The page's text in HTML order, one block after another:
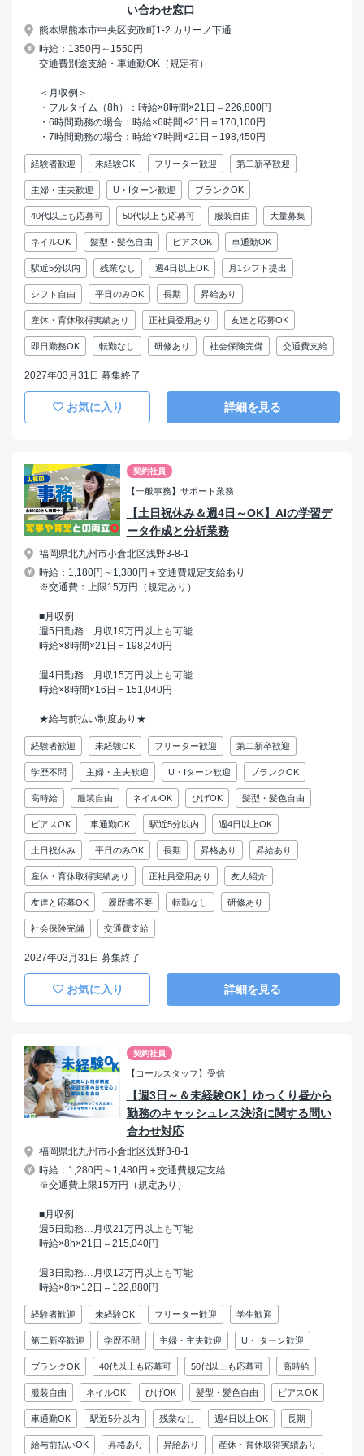
い合わせ窓口
熊本県熊本市中央区安政町1-2 カリーノ下通
時給：1350円～1550円
交通費別途支給・車通勤OK（規定有）
＜月収例＞
・フルタイム（8h）：時給×8時間×21日＝226,800円
・6時間勤務の場合：時給×6時間×21日＝170,100円
・7時間勤務の場合：時給×7時間×21日＝198,450円
経験者歓迎 未経験OK フリーター歓迎 第二新卒歓迎
主婦・主夫歓迎 U・Iターン歓迎 ブランクOK
40代以上も応募可 50代以上も応募可 服装自由 大量募集
ネイルOK 髪型・髪色自由 ピアスOK 車通勤OK
駅近5分以内 残業なし 週4日以上OK 月1シフト提出
シフト自由 平日のみOK 長期 昇給あり
産休・育休取得実績あり 正社員登用あり 友達と応募OK
即日勤務OK 転勤なし 研修あり 社会保険完備 交通費支給
2027年03月31日 募集終了
お気に入り 詳細を見る
契約社員
【一般事務】サポート業務
【土日祝休み＆週4日～OK】AIの学習デ
ータ作成と分析業務
福岡県北九州市小倉北区浅野3-8-1
時給：1,180円～1,380円＋交通費規定支給あり
※交通費：上限15万円（規定あり）
■月収例
週5日勤務…月収19万円以上も可能
時給×8時間×21日＝198,240円
週4日勤務…月収15万円以上も可能
時給×8時間×16日＝151,040円
★給与前払い制度あり★
経験者歓迎 未経験OK フリーター歓迎 第二新卒歓迎
学歴不問 主婦・主夫歓迎 U・Iターン歓迎 ブランクOK
高時給 服装自由 ネイルOK ひげOK 髪型・髪色自由
ピアスOK 車通勤OK 駅近5分以内 週4日以上OK
土日祝休み 平日のみOK 長期 昇格あり 昇給あり
産休・育休取得実績あり 正社員登用あり 友人紹介
友達と応募OK 履歴書不要 転勤なし 研修あり
社会保険完備 交通費支給
2027年03月31日 募集終了
お気に入り 詳細を見る
契約社員
【コールスタッフ】受信
【週3日～＆未経験OK】ゆっくり昼から
勤務のキャッシュレス決済に関する問い
合わせ対応
福岡県北九州市小倉北区浅野3-8-1
時給：1,280円～1,480円＋交通費規定支給
※交通費上限15万円（規定あり）
■月収例
週5日勤務…月収21万円以上も可能
時給×8h×21日＝215,040円
週3日勤務…月収12万円以上も可能
時給×8h×12日＝122,880円
経験者歓迎 未経験OK フリーター歓迎 学生歓迎
第二新卒歓迎 学歴不問 主婦・主夫歓迎 U・Iターン歓迎
ブランクOK 40代以上も応募可 50代以上も応募可 高時給
服装自由 ネイルOK ひげOK 髪型・髪色自由 ピアスOK
車通勤OK 駅近5分以内 残業なし 週4日以上OK 長期
給与前払いOK 昇格あり 昇給あり 産休・育休取得実績あり